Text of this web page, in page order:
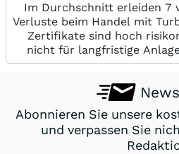
Im Durchschnitt erleiden 7
Verluste beim Handel mit
Zertifikate sind hoch
nicht für langfristige
Abonnieren Sie unsere
und verpassen Sie